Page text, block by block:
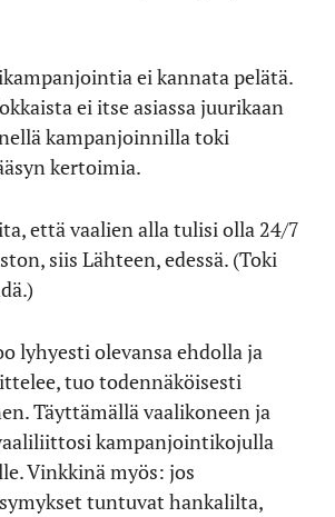
ei kannata pelätä.
ei itse asiassa juurikaan
kampanjoinnilla toki
kertoimia.
että vaalien alla tulisi olla 24/7
siis Lähteen, edessä. (Toki
lyhyesti olevansa ehdolla ja
tuo todennäköisesti
Täyttämällä vaalikoneen ja
kampanjointikojulla
Vinkkinä myös: jos
tuntuvat hankalilta,